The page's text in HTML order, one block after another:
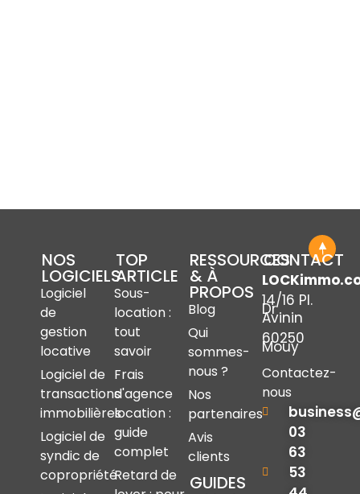
NOS
LOGICIELS
Logiciel
de
gestion
locative
Logiciel de
transactions
immobilières
Logiciel de
syndic de
copropriété
TOP
ARTICLE
Sous-
location :
tout
savoir
Frais
d'agence
location :
guide
complet
Retard de
RESSOURCES
& À
PROPOS
Blog
Qui
sommes-
nous ?
Nos
partenaires
Avis
clients
GUIDES
CONTACT
14/16 Pl.
Dr
Avinin
60250
Mouy
Contactez-
nous
03
63
53